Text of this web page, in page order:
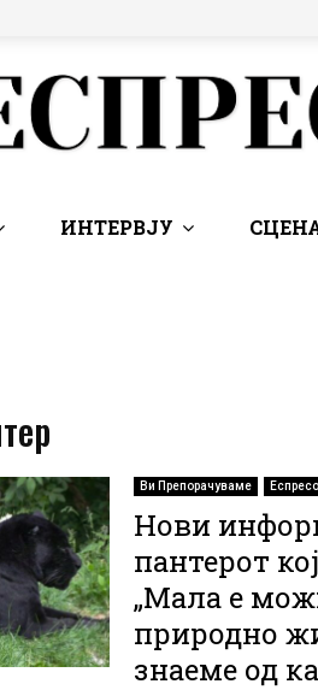
ИНТЕРВЈУ
Ви Препорачуваме Еспресо
Нови
пантерот
„Мала е
природно
знаеме од